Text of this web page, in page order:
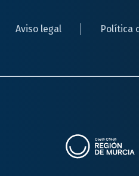
Aviso legal Política